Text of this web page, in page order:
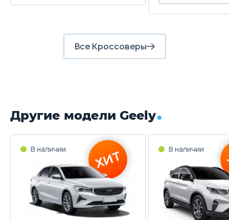
Все Кроссоверы
Другие модели Geely